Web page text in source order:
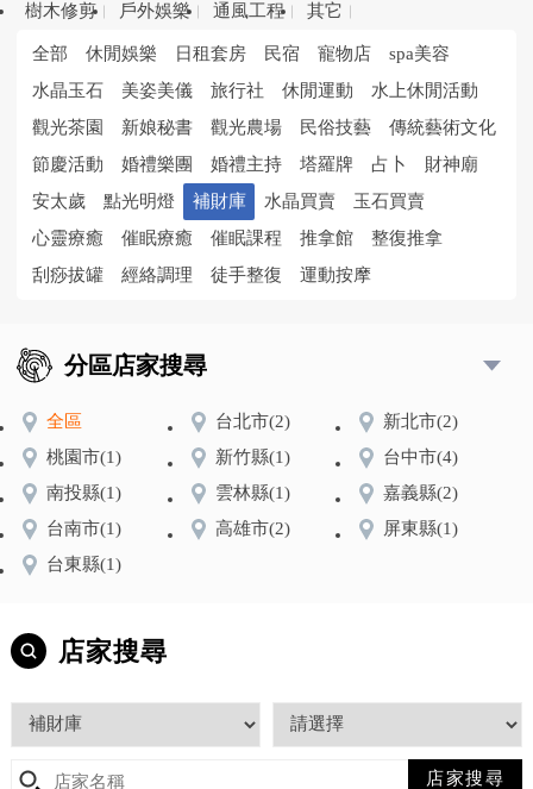
樹木修剪
戶外娛樂 通風工程 其它
全部 休閒娛樂 日租套房 民宿 寵物店
spa美容
水晶玉石
美姿美儀 旅行社 休閒運動
水上休閒活動
觀光茶園
新娘秘書 觀光農場 民俗技藝
傳統藝術文化
節慶活動
婚禮樂團 婚禮主持 塔羅牌 占卜
財神廟
安太歲
點光明燈 補財庫 水晶買賣
玉石買賣
心靈療癒
催眠療癒 催眠課程 推拿館
整復推拿
刮痧拔罐
經絡調理 徒手整復 運動按摩
分區店家搜尋
全區 台北市(2) 新北市(2)
桃園市(1) 新竹縣(1) 台中市(4)
南投縣(1) 雲林縣(1) 嘉義縣(2)
台南市(1) 高雄市(2) 屏東縣(1)
台東縣(1)
店家搜尋